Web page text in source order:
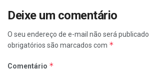
Deixe um comentário
O seu endereço de e-mail não será publicado.
obrigatórios são marcados com *
Comentário *